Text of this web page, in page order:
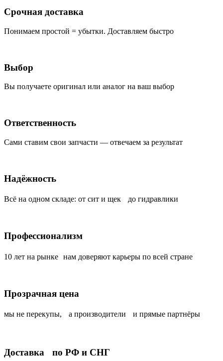
Срочная доставка
Понимаем простой = убытки. Доставляем быстро
Выбор
Вы получаете оригинал или аналог на ваш выбор
Ответственность
Сами ставим свои запчасти — отвечаем за результат
Надёжность
Всё на одном складе: от сит и щек до гидравлики
Профессионализм
10 лет на рынке нам доверяют карьеры по всей стране
Прозрачная цена
мы не перекупы, а производители и прямые партнёры
Доставка по РФ и СНГ